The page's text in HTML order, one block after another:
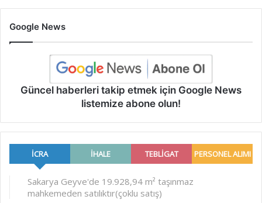
Google News
Güncel haberleri takip etmek için Google News
listemize abone olun!